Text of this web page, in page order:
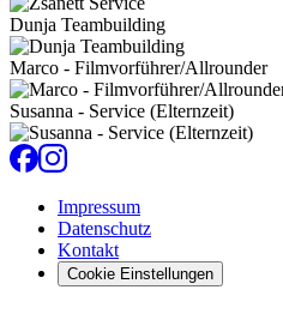
Dunja Teambuilding
Marco - Filmvorführer/Allrounder
Susanna - Service (Elternzeit)
Impressum
Datenschutz
Kontakt
Cookie Einstellungen